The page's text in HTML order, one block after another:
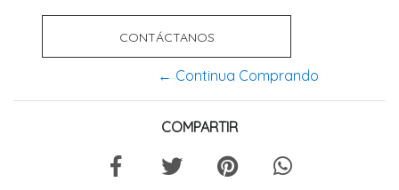
CONTÁCTANOS
← Continua Comprando
COMPARTIR